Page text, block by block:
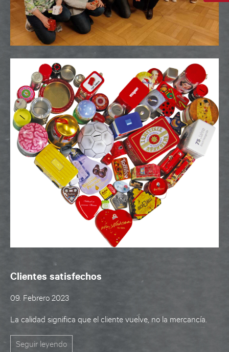
Clientes satisfechos
09. Febrero 2023
La calidad significa que el cliente vuelve, no la mercancía.
Seguir leyendo